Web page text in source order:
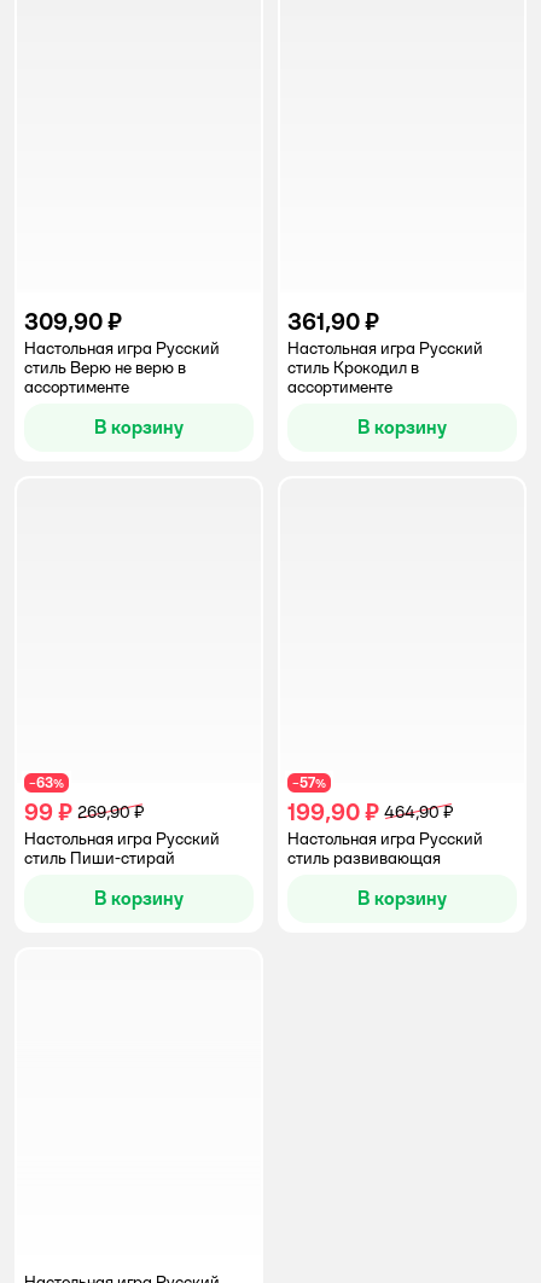
309,90 ₽
Настольная игра Русский
стиль Верю не верю в
ассортименте
В корзину
361,90 ₽
Настольная игра Русский
стиль Крокодил в
ассортименте
В корзину
−63%
99 ₽ 269,90 ₽
Настольная игра Русский
стиль Пиши-стирай
В корзину
−57%
199,90 ₽ 464,90 ₽
Настольная игра Русский
стиль развивающая
В корзину